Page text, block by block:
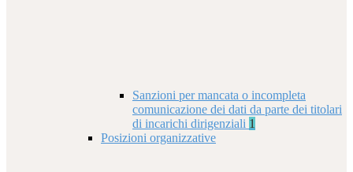
Sanzioni per mancata o incompleta
comunicazione dei dati da parte dei titolari
di incarichi dirigenziali 1
Posizioni organizzative